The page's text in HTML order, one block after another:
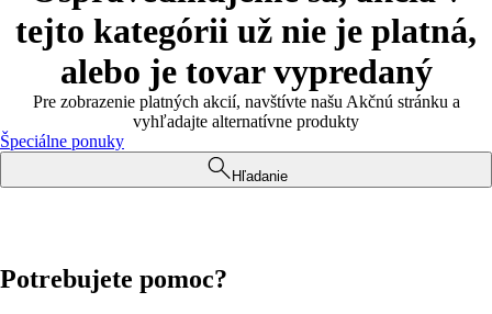
tejto kategórii už nie je platná,
alebo je tovar vypredaný
Pre zobrazenie platných akcií, navštívte našu Akčnú stránku a
vyhľadajte alternatívne produkty
Špeciálne ponuky
Hľadanie
Potrebujete pomoc?